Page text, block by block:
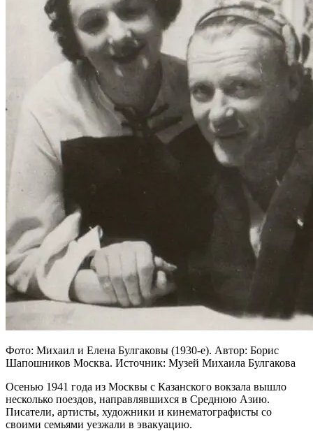
Фото: Михаил и Елена Булгаковы (1930-е). Автор: Борис
Шапошников Москва. Источник: Музей Михаила Булгакова
Осенью 1941 года из Москвы с Казанского вокзала вышло
несколько поездов, направлявшихся в Среднюю Азию.
Писатели, артисты, художники и кинематографисты со
своими семьями уезжали в эвакуацию.